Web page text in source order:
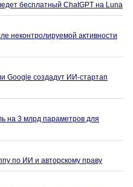
бесплатный ChatGPT на Luna
неконтролируемой активности
Google создадут ИИ-стартап
на 3 млрд параметров для
по ИИ и авторскому праву